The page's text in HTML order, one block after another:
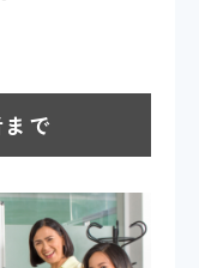
で